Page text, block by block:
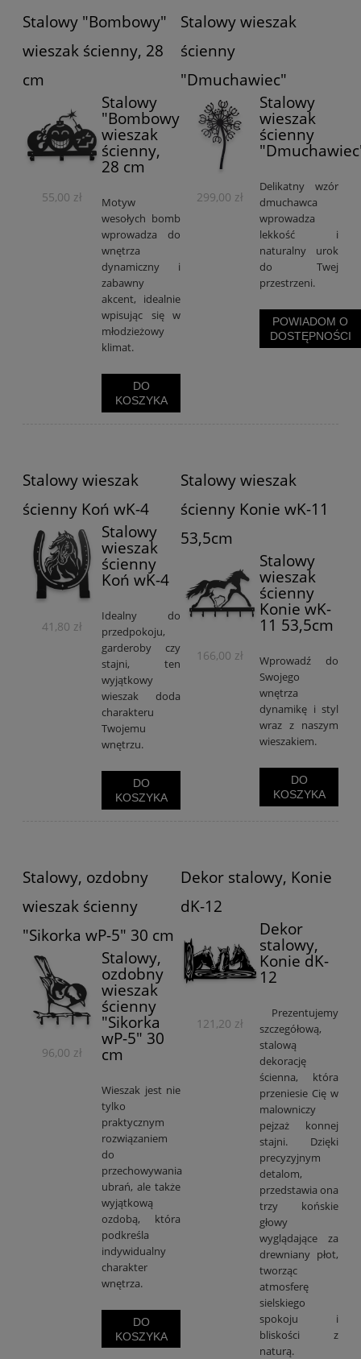
Stalowy "Bombowy"
wieszak ścienny, 28
cm
55,00 zł
Stalowy
"Bombowy"
wieszak
ścienny,
28 cm
Motyw
wesołych bomb
wprowadza do
wnętrza
dynamiczny i
zabawny
akcent, idealnie
wpisując się w
młodzieżowy
klimat.
DO
KOSZYKA
Stalowy wieszak
ścienny
"Dmuchawiec"
299,00 zł
Stalowy
wieszak
ścienny
Delikatny wzór
dmuchawca
wprowadza
lekkość i
naturalny urok
do Twej
przestrzeni.
POWIADOM O
DOSTĘPNOŚCI
Stalowy wieszak
ścienny Koń wK-4
41,80 zł
Stalowy
wieszak
ścienny
Koń wK-4
Idealny do
przedpokoju,
garderoby czy
stajni, ten
wyjątkowy
wieszak doda
charakteru
Twojemu
wnętrzu.
DO
KOSZYKA
Stalowy wieszak
ścienny Konie wK-11
53,5cm
166,00 zł
Stalowy
wieszak
ścienny
Konie wK-
11 53,5cm
Wprowadź do
Swojego
wnętrza
dynamikę i styl
wraz z naszym
wieszakiem.
DO
KOSZYKA
Stalowy, ozdobny
wieszak ścienny
"Sikorka wP-5" 30 cm
96,00 zł
Stalowy,
ozdobny
wieszak
ścienny
"Sikorka
wP-5" 30
cm
Wieszak jest nie
tylko
praktycznym
rozwiązaniem
do
przechowywania
ubrań, ale także
wyjątkową
ozdobą, która
podkreśla
indywidualny
charakter
wnętrza.
DO
KOSZYKA
Dekor stalowy, Konie
dK-12
121,20 zł
Dekor
stalowy,
Konie dK-
12
Prezentujemy
szczegółową,
stalową
dekorację
ścienna, która
przeniesie Cię w
malowniczy
pejzaż konnej
stajni. Dzięki
precyzyjnym
detalom,
przedstawia ona
trzy końskie
głowy
wyglądające za
drewniany płot,
tworząc
atmosferę
sielskiego
spokoju i
bliskości z
naturą.